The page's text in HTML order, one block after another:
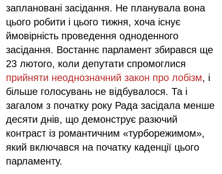
заплановані засідання. Не планувала вона
цього робити і цього тижня, хоча існує
ймовірність проведення одноденного
засідання. Востаннє парламент збирався ще
23 лютого, коли депутати спромоглися
прийняти неоднозначний закон про лобізм, і
більше голосувань не відбувалося. Та і
загалом з початку року Рада засідала менше
десяти днів, що демонструє разючий
контраст із романтичним «турборежимом»,
який включався на початку каденції цього
парламенту.